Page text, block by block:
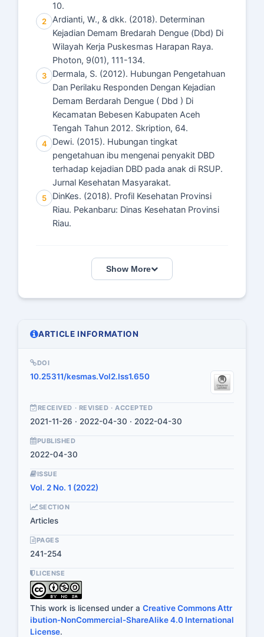
10.
2
Ardianti, W., & dkk. (2018). Determinan
Kejadian Demam Bredarah Dengue (Dbd) Di
Wilayah Kerja Puskesmas Harapan Raya.
Photon, 9(01), 111-134.
3
Dermala, S. (2012). Hubungan Pengetahuan
Dan Perilaku Responden Dengan Kejadian
Demam Berdarah Dengue ( Dbd ) Di
Kecamatan Bebesen Kabupaten Aceh
Tengah Tahun 2012. Skription, 64.
4
Dewi. (2015). Hubungan tingkat
pengetahuan ibu mengenai penyakit DBD
terhadap kejadian DBD pada anak di RSUP.
Jurnal Kesehatan Masyarakat.
5
DinKes. (2018). Profil Kesehatan Provinsi
Riau. Pekanbaru: Dinas Kesehatan Provinsi
Riau.
Show More
ARTICLE INFORMATION
DOI
10.25311/kesmas.Vol2.Iss1.650
RECEIVED · REVISED · ACCEPTED
2021-11-26 · 2022-04-30 · 2022-04-30
PUBLISHED
2022-04-30
ISSUE
Vol. 2 No. 1 (2022)
SECTION
Articles
PAGES
241-254
LICENSE
This work is licensed under a Creative Commons Attr
ibution-NonCommercial-ShareAlike 4.0 International
License.